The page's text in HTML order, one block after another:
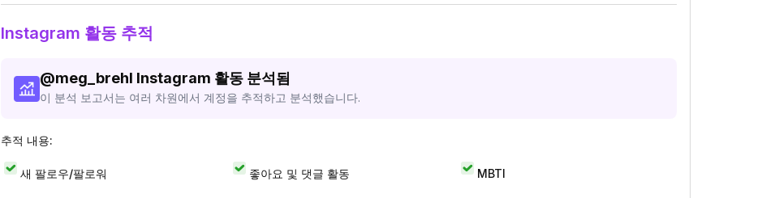
Instagram 활동 추적
@meg_brehl Instagram 활동 분석됨
이 분석 보고서는 여러 차원에서 계정을 추적하고 분석했습니다.
추적 내용:
새 팔로우/팔로워 좋아요 및 댓글 활동 MBTI